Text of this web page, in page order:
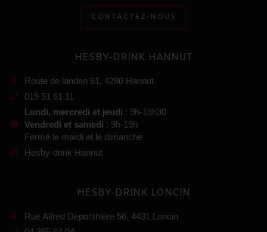
CONTACTEZ-NOUS
HESBY-DRINK HANNUT
Route de landen 61, 4280 Hannut
019 51 61 11
Lundi, mercredi et jeudi : 9h-18h30
Vendredi et samedi : 9h-19h
Fermé le mardi et le dimanche
Hesby-drink Hannut
HESBY-DRINK LONCIN
Rue Alfred Deponthière 56, 4431 Loncin